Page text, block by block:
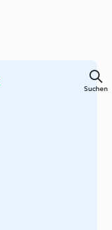
Suchen